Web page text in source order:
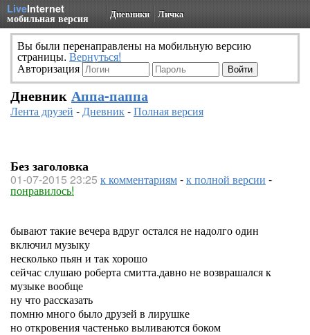
LiveInternet
мобильная версия Дневники Личка
Вы были перенаправлены на мобильную версию
страницы. Вернуться!
Авторизация
Дневник Аппа-паппа
Лента друзей -Дневник-Полная версия
Без заголовка
01-07-2015 23:25 к комментариям-к полной версии -
понравилось!
бывают такие вечера вдруг остался не надолго один
включил музыку
несколько пьян и так хорошо
сейчас слушаю роберта смитта.давно не возврашался к
музыке вообще
ну что рассказать
помню много было друзей в лирушке
но откровения частенько выливаются боком